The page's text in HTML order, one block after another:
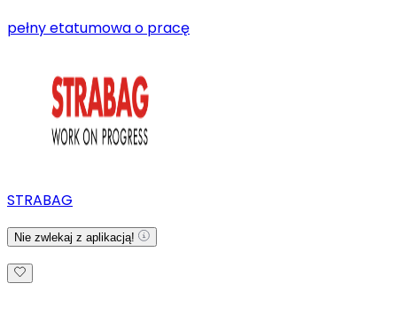
pełny etatumowa o pracę
STRABAG
Nie zwlekaj z aplikacją!